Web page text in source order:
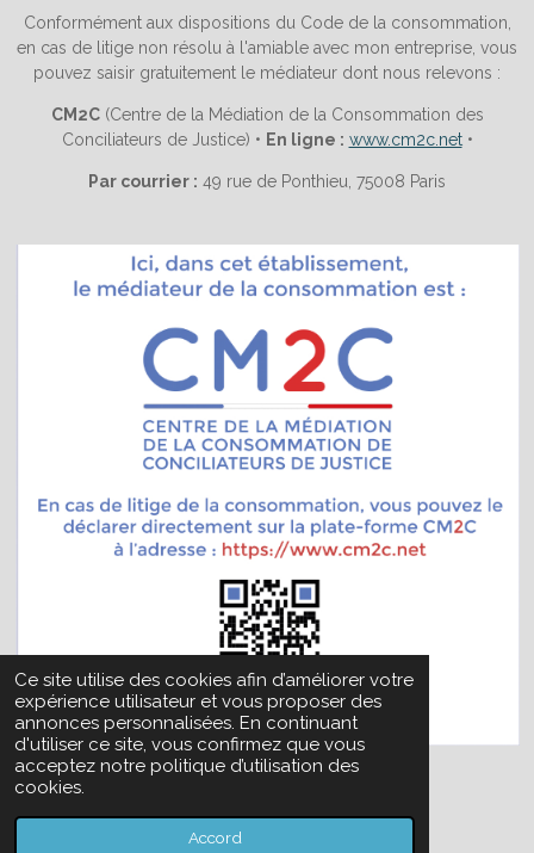
Ce site utilise des cookies afin d’améliorer votre
expérience utilisateur et vous proposer des
annonces personnalisées. En continuant
d'utiliser ce site, vous confirmez que vous
acceptez notre politique d’utilisation des
cookies.
Accord
Conformément aux dispositions du Code de la consommation,
en cas de litige non résolu à l'amiable avec mon entreprise, vous
pouvez saisir gratuitement le médiateur dont nous relevons :
CM2C(Centre de la Médiation de la Consommation des
Conciliateurs de Justice) • En ligne : www.cm2c.net•
Par courrier : 49 rue de Ponthieu, 75008 Paris
© 202
Propulsé par